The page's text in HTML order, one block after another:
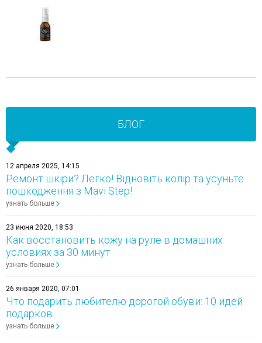
БЛОГ
12 апреля 2025, 14:15
Ремонт шкіри? Легко! Відновіть колір та усуньте
пошкодження з Mavi Step!
узнать больше
23 июня 2020, 18:53
Как восстановить кожу на руле в домашних
условиях за 30 минут
узнать больше
26 января 2020, 07:01
Что подарить любителю дорогой обуви: 10 идей
подарков
узнать больше